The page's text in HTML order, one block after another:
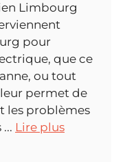
Limbourg
pour
que ce
ou tout
permet de
les problèmes
Lire plus